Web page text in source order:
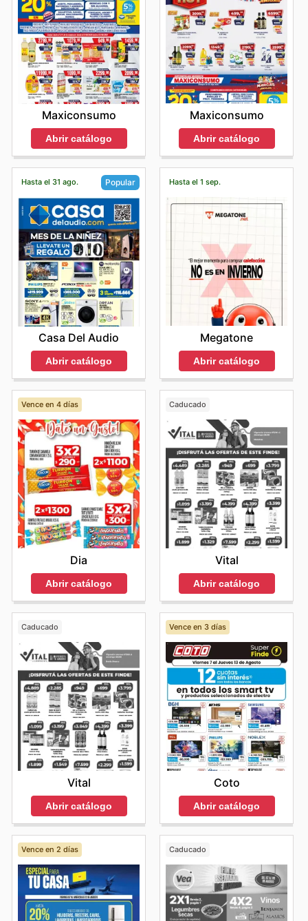
Maxiconsumo
Abrir catálogo
Maxiconsumo
Abrir catálogo
Hasta el 31 ago. Popular
Casa Del Audio
Abrir catálogo
Hasta el 1 sep.
Megatone
Abrir catálogo
Vence en 4 días
Dia
Abrir catálogo
Caducado
Vital
Abrir catálogo
Caducado
Vital
Abrir catálogo
Vence en 3 días
Coto
Abrir catálogo
Vence en 2 días Caducado